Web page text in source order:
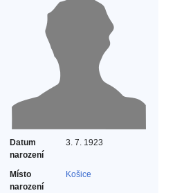
Datum
narození
3. 7. 1923
Místo
narození
Košice